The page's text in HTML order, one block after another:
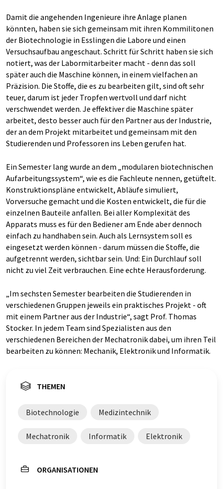
Damit die angehenden Ingenieure ihre Anlage planen
könnten, haben sie sich gemeinsam mit ihren Kommilitonen
der Biotechnologie in Esslingen die Labore und einen
Versuchsaufbau angeschaut. Schritt für Schritt haben sie sich
notiert, was der Labormitarbeiter macht - denn das soll
später auch die Maschine können, in einem vielfachen an
Präzision. Die Stoffe, die es zu bearbeiten gilt, sind oft sehr
teuer, darum ist jeder Tropfen wertvoll und darf nicht
verschwendet werden. Je effektiver die Maschine später
arbeitet, desto besser auch für den Partner aus der Industrie,
der an dem Projekt mitarbeitet und gemeinsam mit den
Studierenden und Professoren ins Leben gerufen hat.
Ein Semester lang wurde an dem „modularen biotechnischen
Aufarbeitungssystem“, wie es die Fachleute nennen, getüftelt.
Konstruktionspläne entwickelt, Abläufe simuliert,
Vorversuche gemacht und die Kosten entwickelt, die für die
einzelnen Bauteile anfallen. Bei aller Komplexität des
Apparats muss es für den Bediener am Ende aber dennoch
einfach zu handhaben sein. Auch als Lernsystem soll es
eingesetzt werden können - darum müssen die Stoffe, die
aufgetrennt werden, sichtbar sein. Und: Ein Durchlauf soll
nicht zu viel Zeit verbrauchen. Eine echte Herausforderung.
„Im sechsten Semester bearbeiten die Studierenden in
verschiedenen Gruppen jeweils ein praktisches Projekt - oft
mit einem Partner aus der Industrie“, sagt Prof. Thomas
Stocker. In jedem Team sind Spezialisten aus den
verschiedenen Bereichen der Mechatronik dabei, um ihren Teil
bearbeiten zu können: Mechanik, Elektronik und Informatik.
THEMEN
Biotechnologie Medizintechnik
Mechatronik Informatik Elektronik
ORGANISATIONEN